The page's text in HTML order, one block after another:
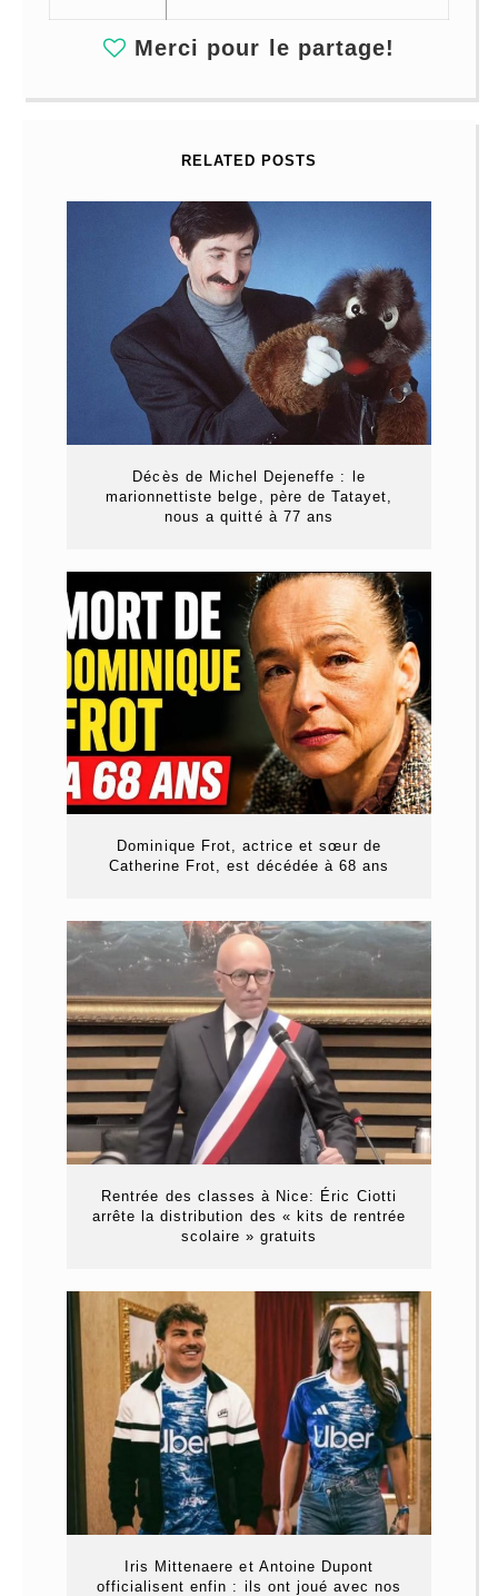
Merci pour le partage!
RELATED POSTS
Décès de Michel Dejeneffe : le
marionnettiste belge, père de Tatayet,
nous a quitté à 77 ans
Dominique Frot, actrice et sœur de
Catherine Frot, est décédée à 68 ans
Rentrée des classes à Nice: Éric Ciotti
arrête la distribution des « kits de rentrée
scolaire » gratuits
Iris Mittenaere et Antoine Dupont
officialisent enfin : ils ont joué avec nos